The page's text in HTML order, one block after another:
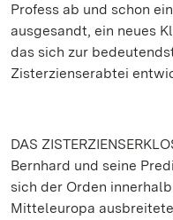
Profess ab und schon
ausgesandt, ein neues
das sich zur
Zisterzienserabtei
DAS
Bernhard und seine
sich der Orden
Mitteleuropa